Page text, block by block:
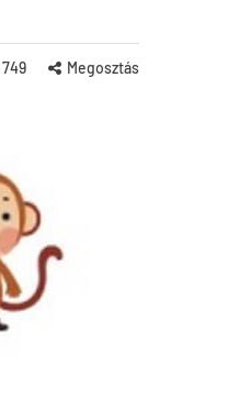
749 Megosztás